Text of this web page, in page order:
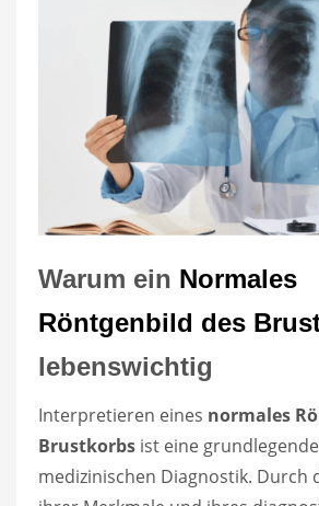
Warum ein Normales
Röntgenbild des
lebenswichtig
Interpretieren eines normales
Brustkorbs ist eine
medizinischen Diagnostik. Durch